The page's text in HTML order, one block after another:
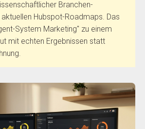
Branchen-
Hubspot-Roadmaps. Das
System Marketing" zu einem
mit echten Ergebnissen statt